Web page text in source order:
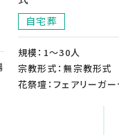
自宅葬
規模：1～30人
宗教形式：無宗教形式
花祭壇：フェアリーガ